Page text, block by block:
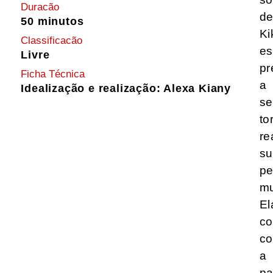
Duracão
50 minutos
Classificacão
Livre
Ficha Técnica
Idealização e realização: Alexa Kiany
de
a
se
a